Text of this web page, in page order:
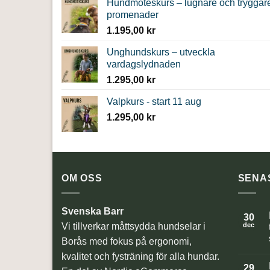
Hundmöteskurs – lugnare och
promenader
1.195,00 kr
Unghundskurs – utveckla
vardagslydnaden
1.295,00 kr
Valpkurs - start 11 aug
1.295,00 kr
OM OSS
Svenska Barr
Vi tillverkar måttsydda hundselar i
Borås med fokus på ergonomi,
kvalitet och fysträning för alla hundar.
30
dec
29